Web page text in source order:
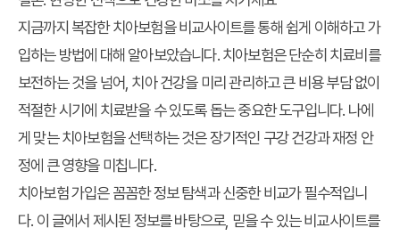
지금까지 복잡한 치아보험을비교사이트를 통해 쉽게 이해하고가
입하는 방법에 대해 알아보았습니다. 치아보험은 단순히 치료비를
보전하는 것을 넘어, 치아 건강을 미리 관리하고 큰 비용 부담 없이
적절한 시기에 치료받을 수 있도록 돕는 중요한 도구입니다. 나에
게 맞는 치아보험을 선택하는 것은 장기적인 구강 건강과 재정 안
정에 큰 영향을 미칩니다.
치아보험 가입은 꼼꼼한 정보 탐색과 신중한 비교가 필수적입니
다. 이 글에서 제시된 정보를 바탕으로, 믿을 수 있는 비교사이트를